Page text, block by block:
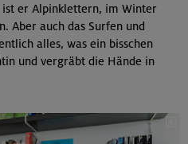
er Alpinklettern, im Winter
Aber auch das Surfen und
alles, was ein bisschen
und vergräbt die Hände in